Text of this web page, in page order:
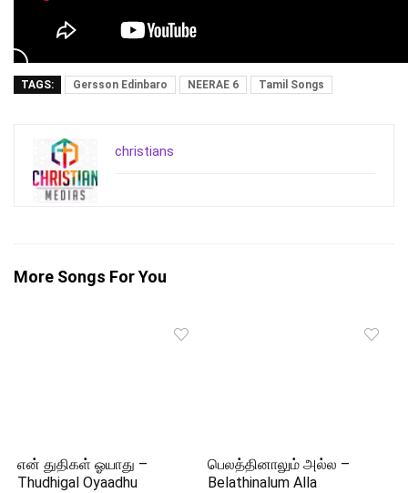
TAGS: Gersson Edinbaro NEERAE 6 Tamil Songs
christians
More Songs For You
என் துதிகள் ஓயாது –
Thudhigal Oyaadhu
பெலத்தினாலும் அல்ல –
Belathinalum Alla